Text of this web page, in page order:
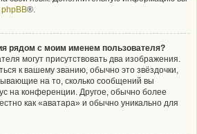
phpBB®.
рядом с моим именем пользователя?
могут присутствовать два изображения.
к вашему званию, обычно это звёздочки,
на то, сколько сообщений вы
на конференции. Другое, обычно более
как «аватара» и обычно уникально для